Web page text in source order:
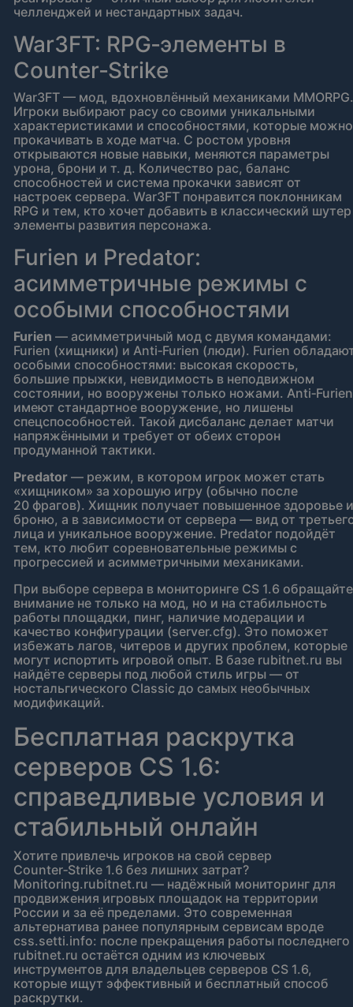
челленджей и нестандартных задач.
War3FT: RPG‑элементы в
Counter‑Strike
War3FT — мод, вдохновлённый механиками MMORPG.
Игроки выбирают расу со своими уникальными
характеристиками и способностями, которые можно
прокачивать в ходе матча. С ростом уровня
открываются новые навыки, меняются параметры
урона, брони и т. д. Количество рас, баланс
способностей и система прокачки зависят от
настроек сервера. War3FT понравится поклонникам
RPG и тем, кто хочет добавить в классический шутер
элементы развития персонажа.
Furien и Predator:
асимметричные режимы с
особыми способностями
Furien — асимметричный мод с двумя командами:
Furien (хищники) и Anti‑Furien (люди). Furien
особыми способностями: высокая скорость,
большие прыжки, невидимость в неподвижном
состоянии, но вооружены только ножами. Anti‑Furien
имеют стандартное вооружение, но лишены
спецспособностей. Такой дисбаланс делает матчи
напряжёнными и требует от обеих сторон
продуманной тактики.
Predator — режим, в котором игрок может стать
«хищником» за хорошую игру (обычно после
20 фрагов). Хищник получает повышенное здоровье и
броню, а в зависимости от сервера — вид от
лица и уникальное вооружение. Predator подойдёт
тем, кто любит соревновательные режимы с
прогрессией и асимметричными механиками.
При выборе сервера в мониторинге CS 1.6 обращайте
внимание не только на мод, но и на стабильность
работы площадки, пинг, наличие модерации и
качество конфигурации (server.cfg). Это поможет
избежать лагов, читеров и других проблем, которые
могут испортить игровой опыт. В базе rubitnet.ru вы
найдёте серверы под любой стиль игры — от
ностальгического Classic до самых необычных
модификаций.
Бесплатная раскрутка
серверов CS 1.6:
справедливые условия и
стабильный онлайн
Хотите привлечь игроков на свой сервер
Counter‑Strike 1.6 без лишних затрат?
Monitoring.rubitnet.ru — надёжный мониторинг для
продвижения игровых площадок на территории
России и за её пределами. Это современная
альтернатива ранее популярным сервисам вроде
css.setti.info: после прекращения работы последнего
rubitnet.ru остаётся одним из ключевых
инструментов для владельцев серверов CS 1.6,
которые ищут эффективный и бесплатный способ
раскрутки.